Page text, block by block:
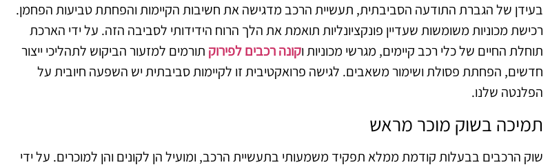
בעידן של הגברת התודעה הסביבתית, תעשיית הרכב מדגישה את חשיבות הקיימות והפחתת טביעות הפחמן.
רכישת מכוניות משומשות שעדיין פונקציונליות תואמת את הלך הרוח הידידותי לסביבה הזה. על ידי הארכת
תוחלת החיים של כלי רכב קיימים, מגרשי מכוניות וקונה רכבים לפירוק תורמים למזעור הביקוש לתהליכי ייצור
חדשים, הפחתת פסולת ושימור משאבים. לגישה פרואקטיבית זו לקיימות סביבתית יש השפעה חיובית על
הפלנטה שלנו.
תמיכה בשוק מוכר מראש
שוק הרכבים בבעלות קודמת ממלא תפקיד משמעותי בתעשיית הרכב, ומועיל הן לקונים והן למוכרים. על ידי